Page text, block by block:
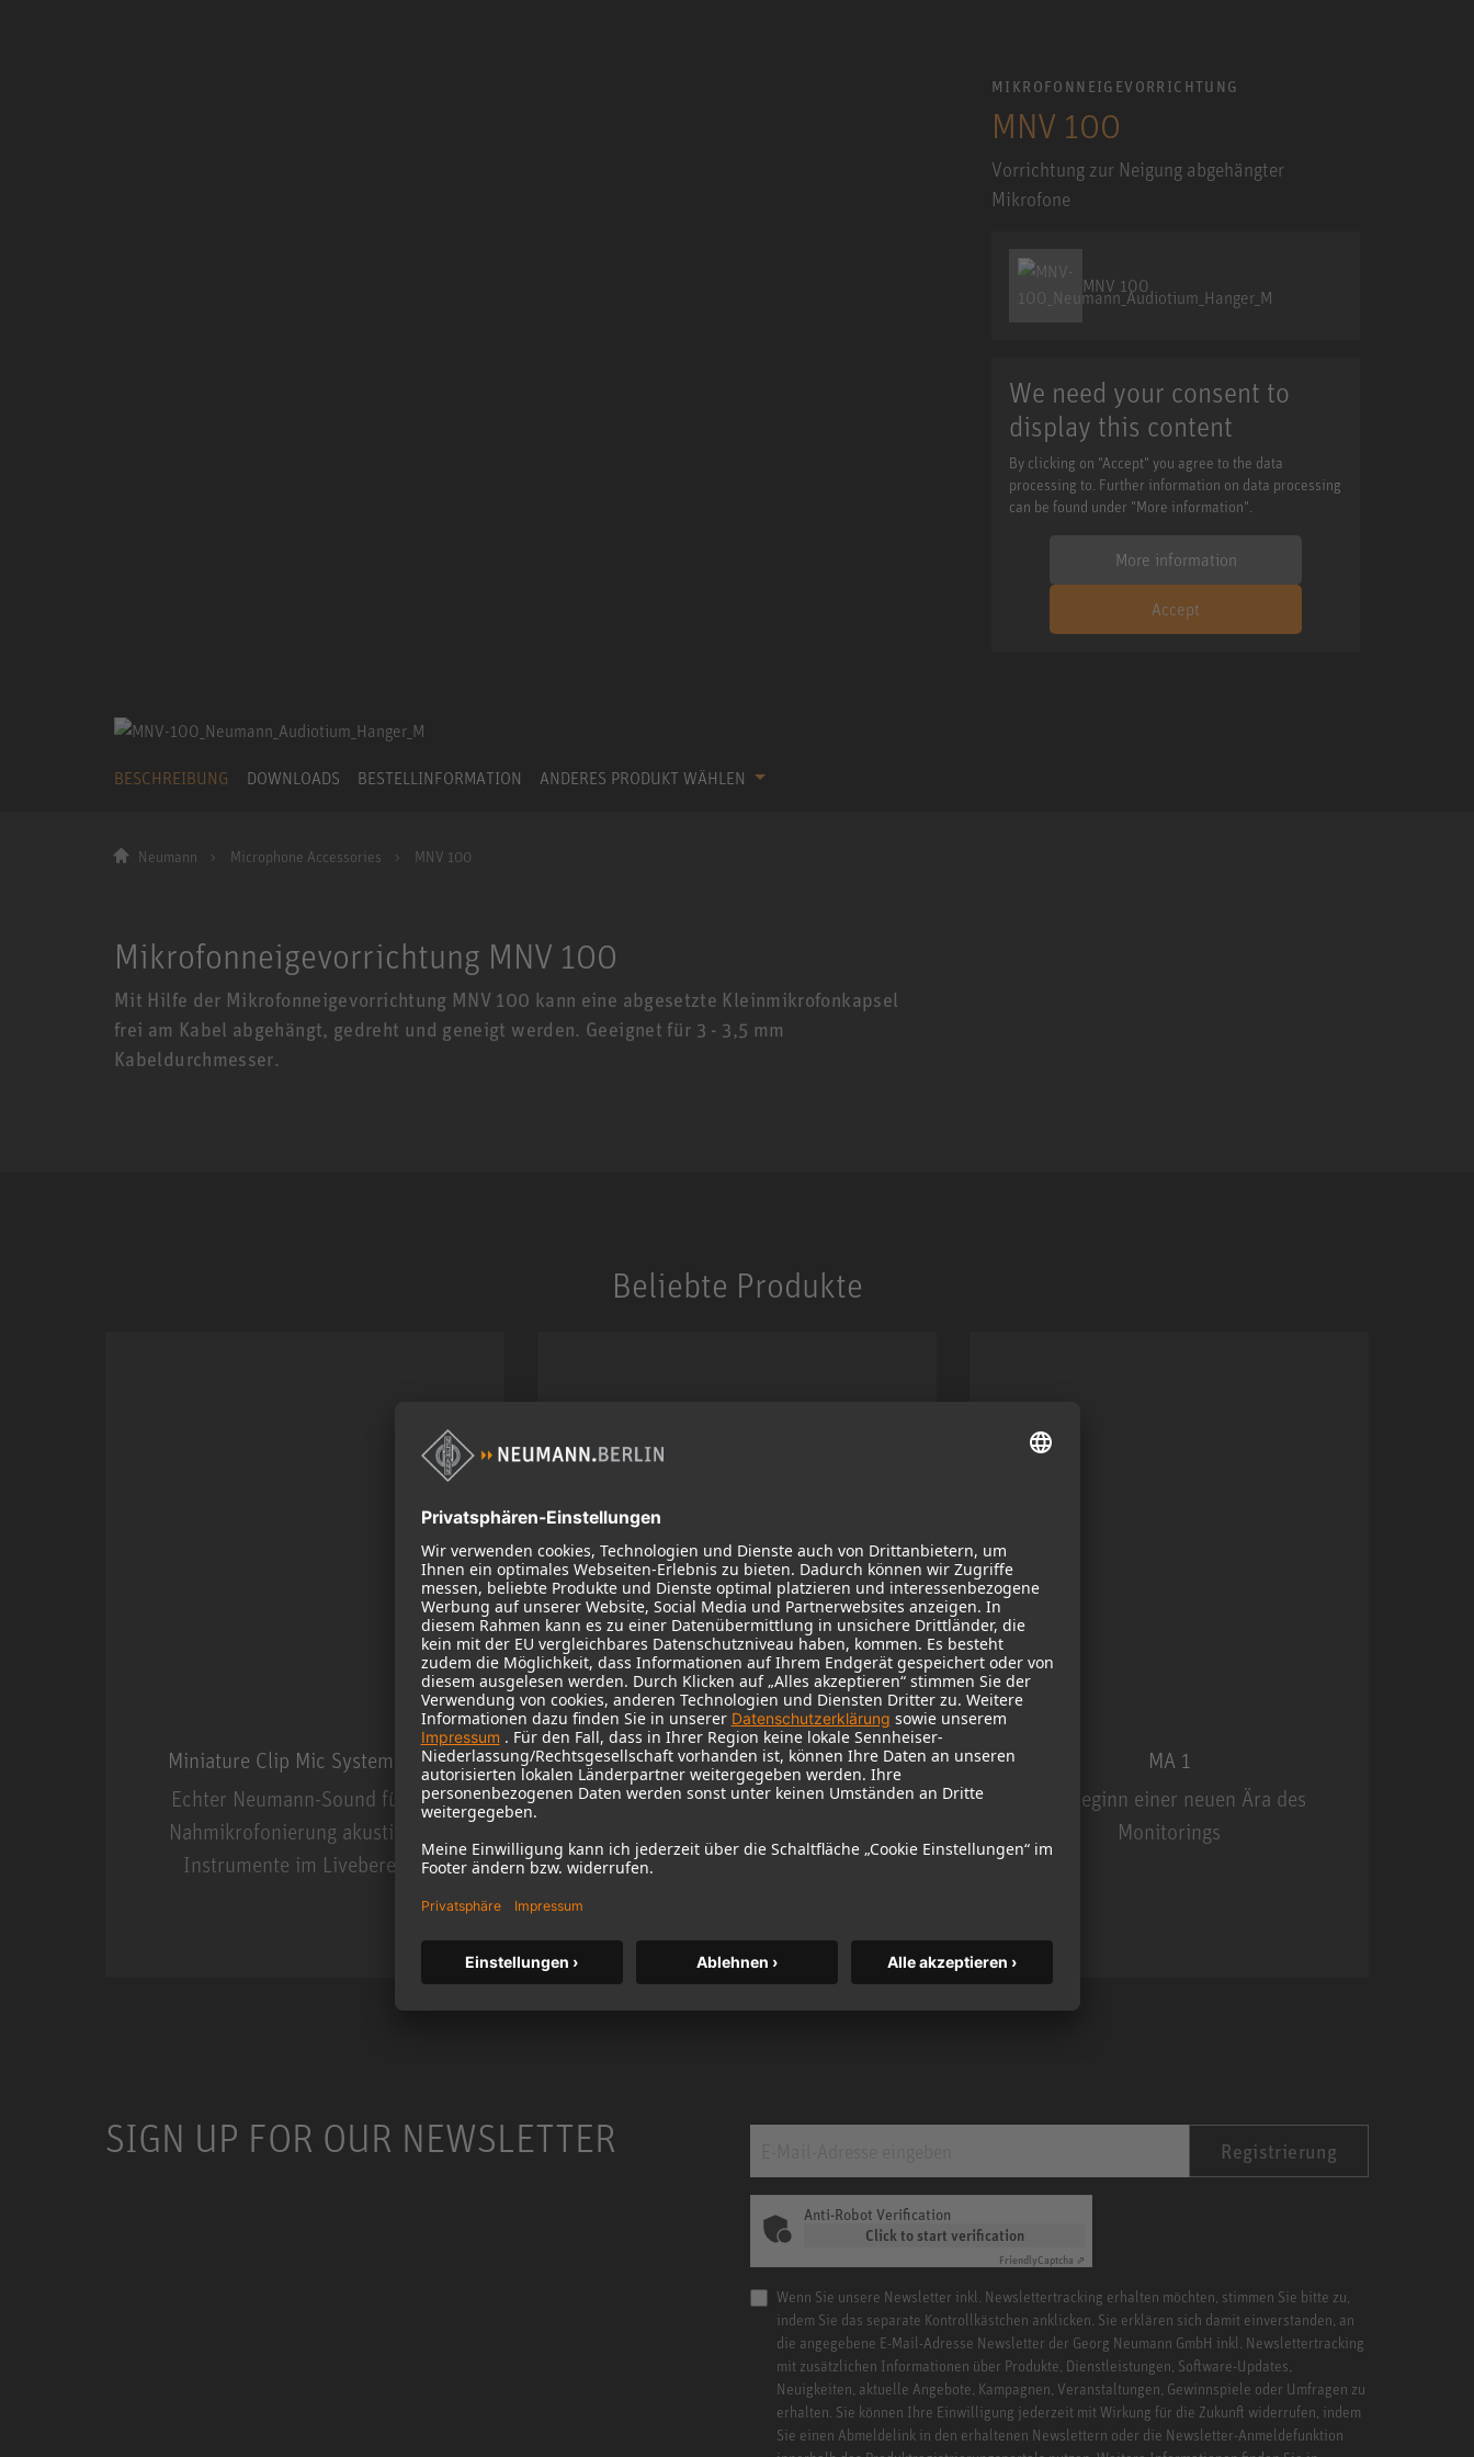
MIKROFONNEIGEVORRICHTUNG
MNV 100
Vorrichtung zur Neigung abgehängter
Mikrofone
MNV 100
We need your consent to
display this content
By clicking on "Accept" you agree to the data
processing to. Further information on data processing
can be found under "More information".
More information
Accept
BESCHREIBUNG DOWNLOADS BESTELLINFORMATION ANDERES PRODUKT WÄHLEN
Neumann Microphone Accessories MNV 100
Mikrofonneigevorrichtung MNV 100
Mit Hilfe der Mikrofonneigevorrichtung MNV 100 kann eine abgesetzte Kleinmikrofonkapsel
frei am Kabel abgehängt, gedreht und geneigt werden. Geeignet für 3 - 3,5 mm
Kabeldurchmesser.
Beliebte Produkte
Miniature Clip Mic System MCM
Echter Neumann-Sound für die
Nahmikrofonierung akustischer
Instrumente im Livebereich.
Miniature Clip Mic System MCM
KH 120 II
Neumanns beliebter Studiomonitor
Bass, höherer Auflösung und DSP-
KH 120 II
MA 1
Der Beginn einer neuen Ära des
Monitorings
SIGN UP FOR OUR NEWSLETTER Registrierung
Anti-Robot Verification
Click to start verification
FriendlyCaptcha ⇗
Wenn Sie unsere Newsletter inkl. Newslettertracking erhalten möchten, stimmen Sie bitte zu,
indem Sie das separate Kontrollkästchen anklicken. Sie erklären sich damit einverstanden, an
die angegebene E-Mail-Adresse Newsletter der Georg Neumann GmbH inkl. Newslettertracking
mit zusätzlichen Informationen über Produkte, Dienstleistungen, Software-Updates,
Neuigkeiten, aktuelle Angebote, Kampagnen, Veranstaltungen, Gewinnspiele oder Umfragen zu
erhalten. Sie können Ihre Einwilligung jederzeit mit Wirkung für die Zukunft widerrufen, indem
Sie einen Abmeldelink in den erhaltenen Newslettern oder die Newsletter-Anmeldefunktion